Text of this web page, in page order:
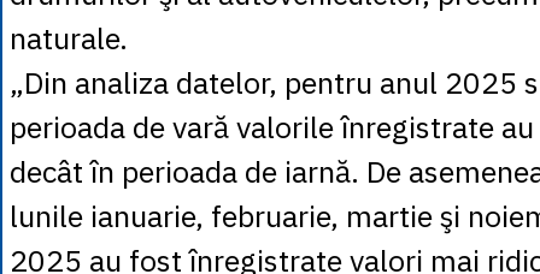
naturale.
„Din analiza datelor, pentru anul 2025
perioada de vară valorile înregistrate
decât în perioada de iarnă. De
lunile ianuarie, februarie, martie şi
2025 au fost înregistrate valori mai